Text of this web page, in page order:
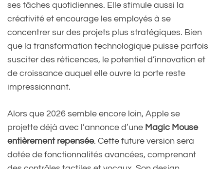
ses tâches quotidiennes. Elle stimule aussi la
créativité et encourage les employés à se
concentrer sur des projets plus stratégiques. Bien
que la transformation technologique puisse parfois
susciter des réticences, le potentiel d’innovation et
de croissance auquel elle ouvre la porte reste
impressionnant.
Alors que 2026 semble encore loin, Apple se
projette déjà avec l’annonce d’une Magic Mouse
entièrement repensée. Cette future version sera
dotée de fonctionnalités avancées, comprenant